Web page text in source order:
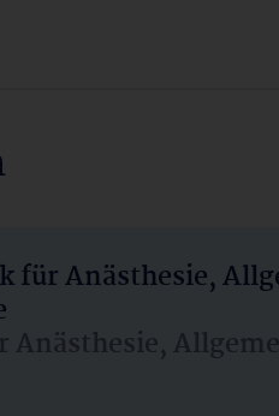
für Anästhesie,